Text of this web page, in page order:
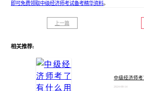
即可免费领取中级经济师考试备考精华资料。
上一篇
相关推荐:
中级经济师
2024-08-14